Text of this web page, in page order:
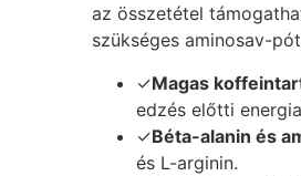
az összetétel
szükséges aminosav-
✓Magas
edzés előtti
✓Béta-alanin és
és L-arginin.